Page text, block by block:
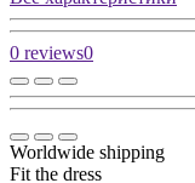
0 reviews0
Worldwide shipping
Fit the dress